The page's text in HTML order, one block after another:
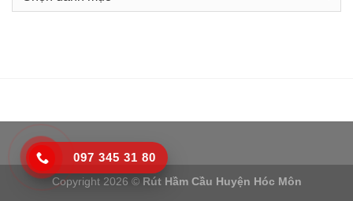
097 345 31 80
Copyright 2026 © Rút Hầm Cầu Huyện Hóc Môn